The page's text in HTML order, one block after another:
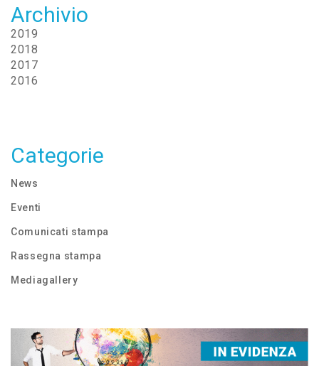
Archivio
2019
2018
2017
2016
Categorie
News
Eventi
Comunicati stampa
Rassegna stampa
Mediagallery